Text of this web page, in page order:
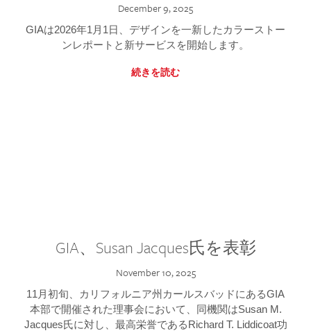
December 9, 2025
GIAは2026年1月1日、デザインを一新したカラーストー
ンレポートと新サービスを開始します。
続きを読む
GIA、Susan Jacques氏を表彰
November 10, 2025
11月初旬、カリフォルニア州カールスバッドにあるGIA
本部で開催された理事会において、同機関はSusan M.
Jacques氏に対し、最高栄誉であるRichard T. Liddicoat功